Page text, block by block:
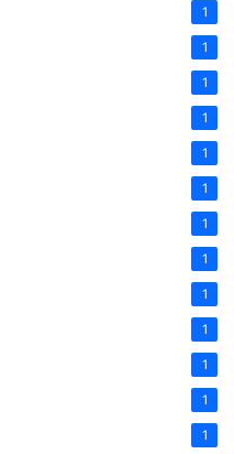
1
1
1
1
1
1
1
1
1
1
1
1
1